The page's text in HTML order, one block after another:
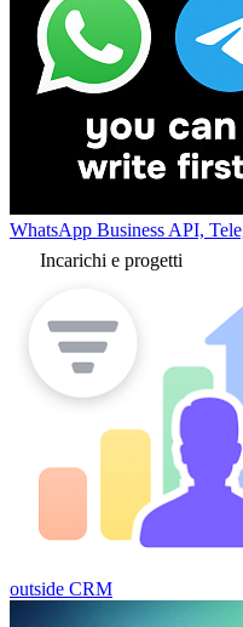
WhatsApp Business API,
Incarichi e progetti
outside CRM